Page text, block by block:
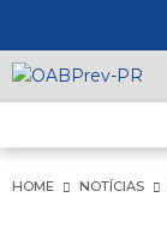
HOME NOTÍCIAS